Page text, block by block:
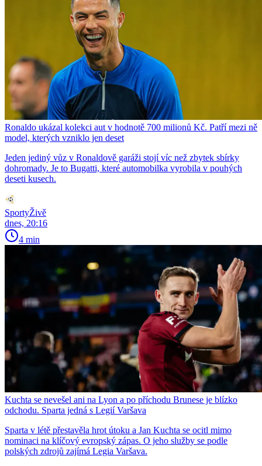
Ronaldo ukázal kolekci aut v hodnotě 700 milionů Kč. Patří mezi ně
model, kterých vzniklo jen deset
Jeden jediný vůz v Ronaldově garáži stojí víc než zbytek sbírky
dohromady. Je to Bugatti, které automobilka vyrobila v pouhých
deseti kusech.
SportyŽivě
dnes, 20:16
4 min
Kuchta se nevešel ani na Lyon a po příchodu Brunese je blízko
odchodu. Sparta jedná s Legií Varšava
Sparta v létě přestavěla hrot útoku a Jan Kuchta se ocitl mimo
nominaci na klíčový evropský zápas. O jeho služby se podle
polských zdrojů zajímá Legia Varšava.